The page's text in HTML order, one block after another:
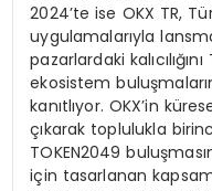
2024’te ise OKX TR,
uygulamalarıyla
pazarlardaki
ekosistem
kanıtlıyor. OKX’in
çıkarak toplulukla
TOKEN2049
için tasarlanan